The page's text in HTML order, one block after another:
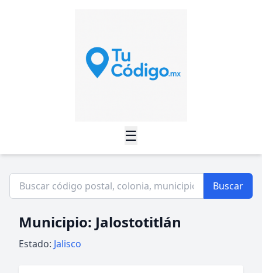
☰
Buscar
Municipio: Jalostotitlán
Estado: Jalisco